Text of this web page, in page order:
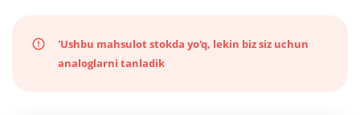
'Ushbu mahsulot stokda yo'q, lekin biz siz uchun
analoglarni tanladik